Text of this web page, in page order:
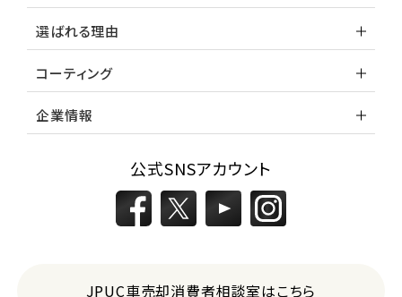
選ばれる理由
コーティング
企業情報
公式SNSアカウント
JPUC車売却消費者相談室はこちら